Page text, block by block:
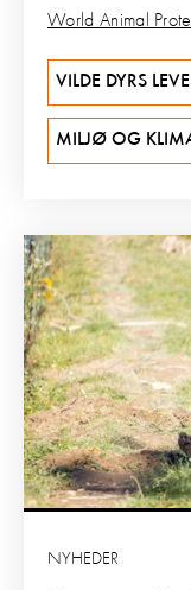
World Animal
VILDE DYRS
MILJØ OG
NYHEDER